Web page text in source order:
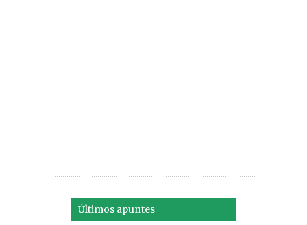
Últimos apuntes